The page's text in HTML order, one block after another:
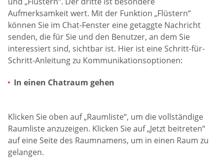
Aufmerksamkeit wert. Mit der Funktion „Flüstern“
können Sie im Chat-Fenster eine getaggte Nachricht
senden, die für Sie und den Benutzer, an dem Sie
interessiert sind, sichtbar ist. Hier ist eine Schritt-für-
Schritt-Anleitung zu Kommunikationsoptionen:
In einen Chatraum gehen
Klicken Sie oben auf „Raumliste“, um die vollständige
Raumliste anzuzeigen. Klicken Sie auf „Jetzt beitreten“
auf eine Seite des Raumnamens, um in einen Raum zu
gelangen.